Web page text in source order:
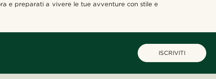
e preparati a vivere le tue avventure con stile e
ISCRIVITI